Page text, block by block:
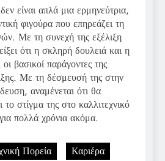
είναι απλά μια ερμηνεύτρια,
φιγούρα που επηρεάζει τη
Με τη συνεχή της εξέλιξη
ότι η σκληρή δουλειά και η
οι βασικοί παράγοντες της
Με τη δέσμευσή της στην
αναμένεται ότι θα
το στίγμα της στο καλλιτεχνικό
πολλά χρόνια ακόμα.
Πορεία
Καριέρα